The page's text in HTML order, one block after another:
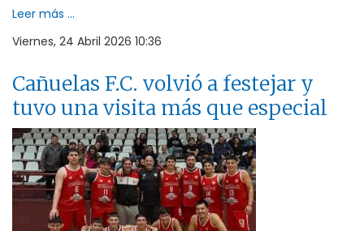
Leer más ...
Viernes, 24 Abril 2026 10:36
Cañuelas F.C. volvió a festejar y
tuvo una visita más que especial